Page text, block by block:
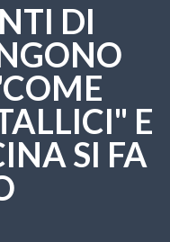
DI
E
SI FA